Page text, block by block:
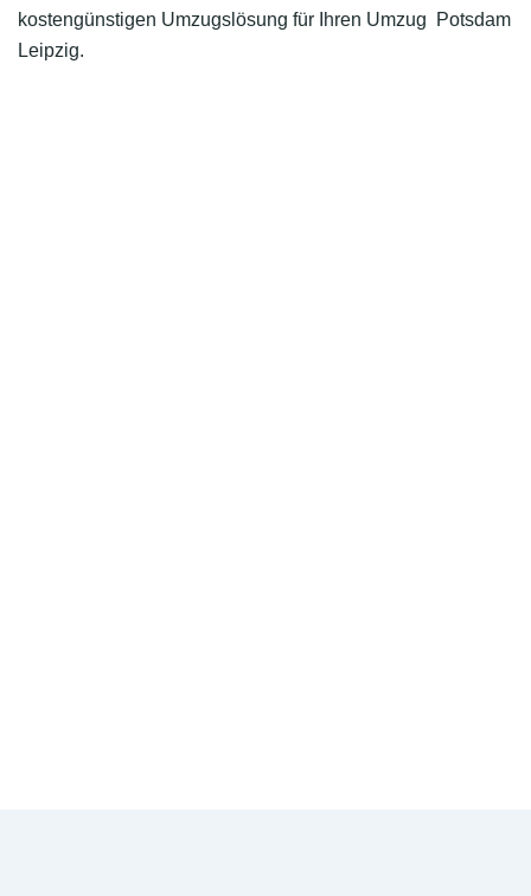
kostengünstigen Umzugslösung für Ihren Umzug Potsdam
Leipzig.